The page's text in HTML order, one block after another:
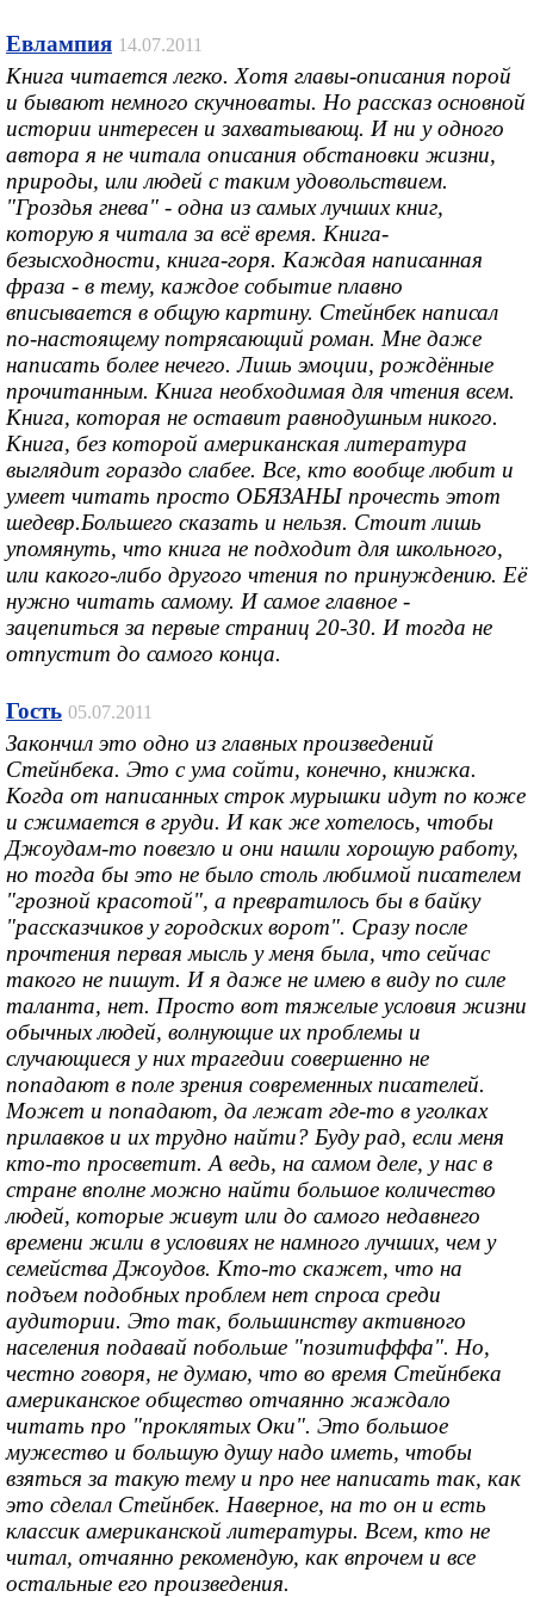
Евлампия 14.07.2011
Книга читается легко. Хотя главы-описания порой
и бывают немного скучноваты. Но рассказ основной
истории интересен и захватывающ. И ни у одного
автора я не читала описания обстановки жизни,
природы, или людей с таким удовольствием.
"Гроздья гнева" - одна из самых лучших книг,
которую я читала за всё время. Книга-
безысходности, книга-горя. Каждая написанная
фраза - в тему, каждое событие плавно
вписывается в общую картину. Стейнбек написал
по-настоящему потрясающий роман. Мне даже
написать более нечего. Лишь эмоции, рождённые
прочитанным. Книга необходимая для чтения всем.
Книга, которая не оставит равнодушным никого.
Книга, без которой американская литература
выглядит гораздо слабее. Все, кто вообще любит и
умеет читать просто ОБЯЗАНЫ прочесть этот
шедевр.Большего сказать и нельзя. Стоит лишь
упомянуть, что книга не подходит для школьного,
или какого-либо другого чтения по принуждению. Её
нужно читать самому. И самое главное -
зацепиться за первые страниц 20-30. И тогда не
отпустит до самого конца.
Гость 05.07.2011
Закончил это одно из главных произведений
Стейнбека. Это с ума сойти, конечно, книжка.
Когда от написанных строк мурышки идут по коже
и сжимается в груди. И как же хотелось, чтобы
Джоудам-то повезло и они нашли хорошую работу,
но тогда бы это не было столь любимой писателем
"грозной красотой", а превратилось бы в байку
"рассказчиков у городских ворот". Сразу после
прочтения первая мысль у меня была, что сейчас
такого не пишут. И я даже не имею в виду по силе
таланта, нет. Просто вот тяжелые условия жизни
обычных людей, волнующие их проблемы и
случающиеся у них трагедии совершенно не
попадают в поле зрения современных писателей.
Может и попадают, да лежат где-то в уголках
прилавков и их трудно найти? Буду рад, если меня
кто-то просветит. А ведь, на самом деле, у нас в
стране вполне можно найти большое количество
людей, которые живут или до самого недавнего
времени жили в условиях не намного лучших, чем у
семейства Джоудов. Кто-то скажет, что на
подъем подобных проблем нет спроса среди
аудитории. Это так, большинству активного
населения подавай побольше "позитифффа". Но,
честно говоря, не думаю, что во время Стейнбека
американское общество отчаянно жаждало
читать про "проклятых Оки". Это большое
мужество и большую душу надо иметь, чтобы
взяться за такую тему и про нее написать так, как
это сделал Стейнбек. Наверное, на то он и есть
классик американской литературы. Всем, кто не
читал, отчаянно рекомендую, как впрочем и все
остальные его произведения.